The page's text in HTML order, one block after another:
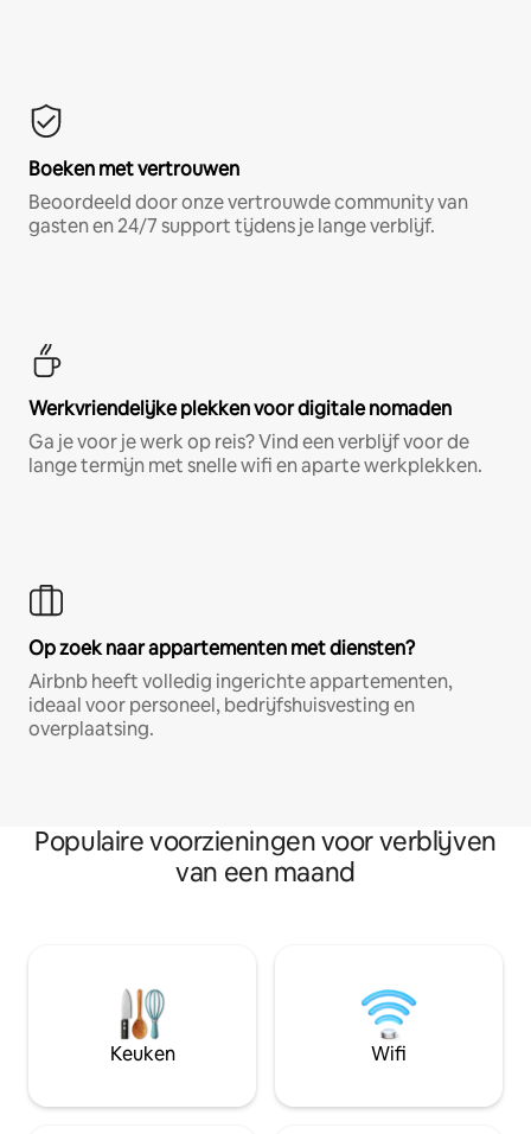
Boeken met vertrouwen
Beoordeeld door onze vertrouwde community van
gasten en 24/7 support tijdens je lange verblijf.
Werkvriendelijke plekken voor digitale nomaden
Ga je voor je werk op reis? Vind een verblijf voor de
lange termijn met snelle wifi en aparte werkplekken.
Op zoek naar appartementen met diensten?
Airbnb heeft volledig ingerichte appartementen,
ideaal voor personeel, bedrijfshuisvesting en
overplaatsing.
Populaire voorzieningen voor verblijven
van een maand
Keuken Wifi